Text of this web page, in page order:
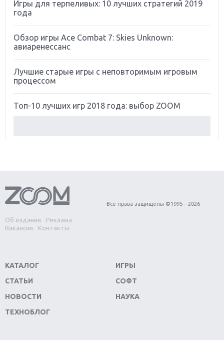
Игры для терпеливых: 10 лучших стратегий 2019
года
Обзор игры Ace Combat 7: Skies Unknown:
авиаренессанс
Лучшие старые игры с неповторимым игровым
процессом
Топ-10 лучших игр 2018 года: выбор ZOOM
Обзор игры Forza Horizon 4: вершина эволюции
Две важных новинки для консолей: Spider-Man и
Divinity Original Sin 2
Switch
Обзор игры The Crew 2: покорение Америки
Важнейшие анонсы E3 2018
Об издании
Реклама
Вакансии
Контакты
Все права защищены ©1995 – 2026
КАТАЛОГ
СТАТЬИ
НОВОСТИ
ТЕХНОБЛОГ
ИГРЫ
СОФТ
НАУКА